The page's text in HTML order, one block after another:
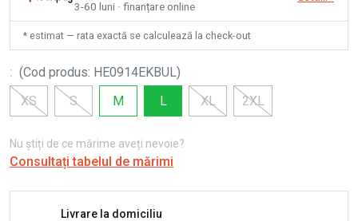
3-60 luni · finanțare online
* estimat — rata exactă se calculează la check-out
: (Cod produs: HE0914EKBUL)
XS
S M L XL 2XL
Nu știți de ce mărime aveți nevoie?
Consultați tabelul de mărimi
Livrare la domiciliu